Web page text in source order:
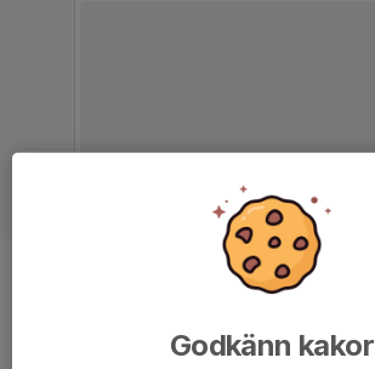
Godkänn kakor